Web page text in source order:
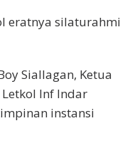
eratnya silaturahmi
Siallagan, Ketua
Inf Indar
instansi